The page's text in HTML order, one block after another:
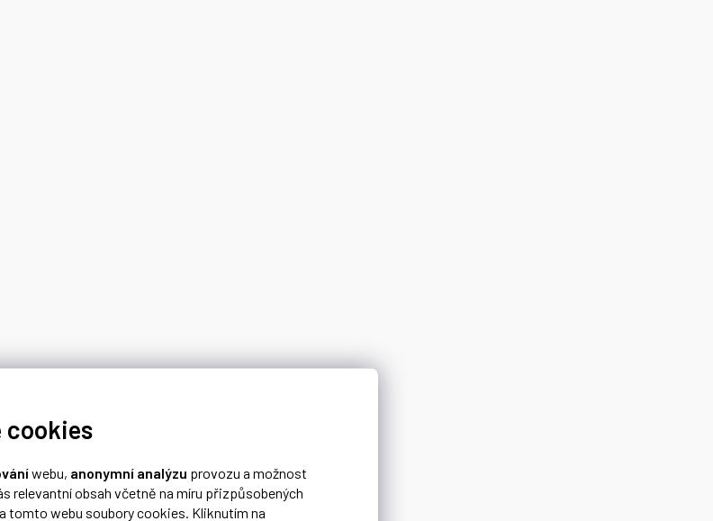
cookies
webu, anonymní analýzu provozu a možnost
relevantní obsah včetně na míru přizpůsobených
tomto webu soubory cookies. Kliknutím na